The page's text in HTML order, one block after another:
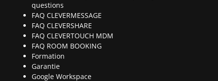
questions
FAQ CLEVERMESSAGE
FAQ CLEVERSHARE
FAQ CLEVERTOUCH MDM
FAQ ROOM BOOKING
Formation
Garantie
Google Workspace